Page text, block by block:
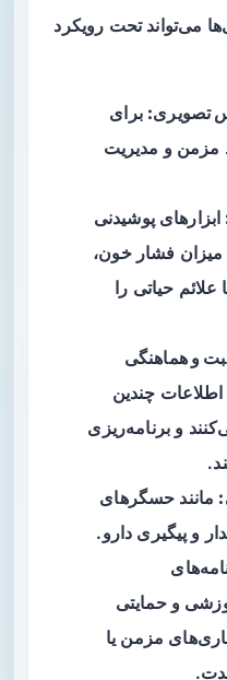
می‌تواند تحت رویکرد
تصویری: برای
مزمن و مدیریت
ابزارهای پوشیدنی
میزان فشار خون،
حیاتی را
و هماهنگی
چندین
و برنامه‌ریزی
مانند حسگرهای
و پیگیری دارو.
و حمایتی
مزمن یا